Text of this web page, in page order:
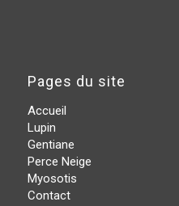
Pages du site
Accueil
Lupin
Gentiane
Perce Neige
Myosotis
Contact